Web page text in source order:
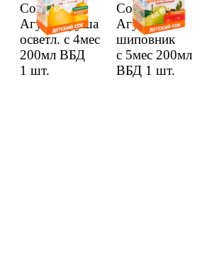
Сок дет.
Агуша груша
осветл. с 4мес
200мл ВБД
1 шт.
Сок дет.
Агуша ябл/
шипов­ник
с 5мес 200мл
ВБД 1 шт.